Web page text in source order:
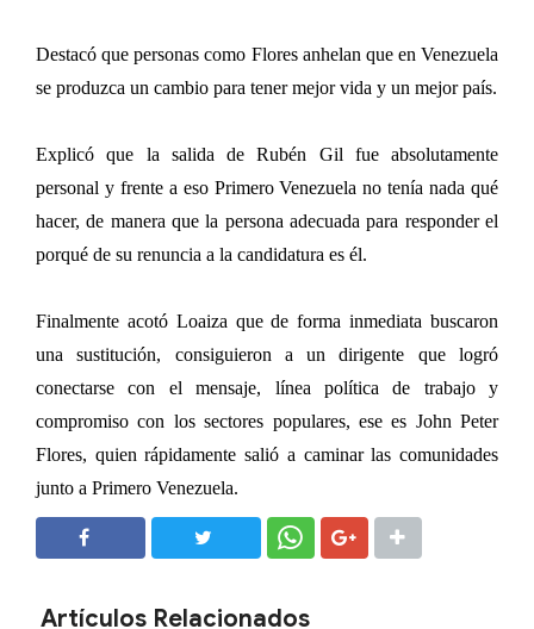
Destacó que personas como Flores anhelan que en Venezuela
se produzca un cambio para tener mejor vida y un mejor país.
Explicó que la salida de Rubén Gil fue absolutamente
personal y frente a eso Primero Venezuela no tenía nada qué
hacer, de manera que la persona adecuada para responder el
porqué de su renuncia a la candidatura es él.
Finalmente acotó Loaiza que de forma inmediata buscaron
una sustitución, consiguieron a un dirigente que logró
conectarse con el mensaje, línea política de trabajo y
compromiso con los sectores populares, ese es John Peter
Flores, quien rápidamente salió a caminar las comunidades
junto a Primero Venezuela.
Artículos Relacionados